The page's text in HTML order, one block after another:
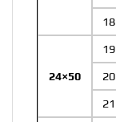
18
24×50
19
20
21